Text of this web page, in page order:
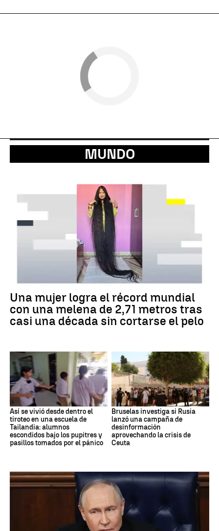
MUNDO
Una mujer logra el récord mundial
con una melena de 2,71 metros tras
casi una década sin cortarse el pelo
Así se vivió desde dentro el
tiroteo en una escuela de
Tailandia: alumnos
escondidos bajo los pupitres y
pasillos tomados por el pánico
Bruselas investiga si Rusia
lanzó una campaña de
desinformación
aprovechando la crisis de
Ceuta